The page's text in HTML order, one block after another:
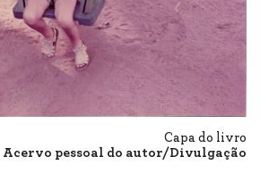
Capa do livro
Acervo pessoal do autor/Divulgação